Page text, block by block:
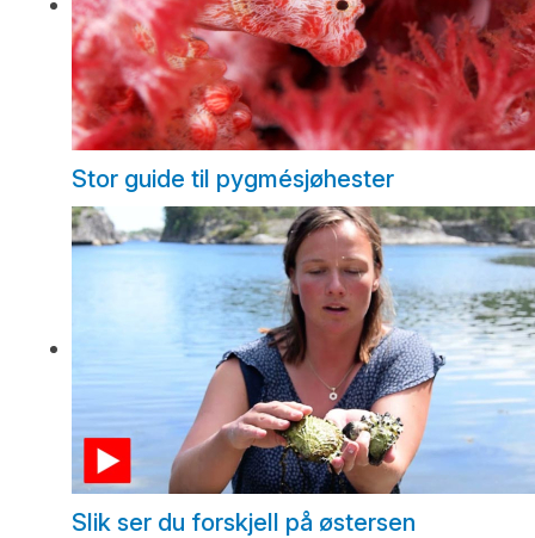
Stor guide til pygmésjøhester
Slik ser du forskjell på østersen